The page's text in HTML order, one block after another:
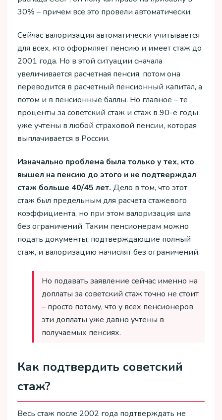
30% – причем все это провели автоматически.
Сейчас валоризация автоматически учитывается
для всех, кто оформляет пенсию и имеет стаж до
2001 года. Но в этой ситуации сначала
увеличивается расчетная пенсия, потом она
переводится в расчетный пенсионный капитал, а
потом и в пенсионные баллы. Но главное – те
проценты за советский стаж и стаж в 90-е годы
уже учтены в любой страховой пенсии, которая
выплачивается в России.
Изначально проблема была только у тех, кто
вышел на пенсию до этого и не подтверждал
стаж больше 40/45 лет. Дело в том, что этот
стаж был предельным для расчета стажевого
коэффициента, но при этом валоризация шла
без ограничений. Таким пенсионерам можно
подать документы, подтверждающие полный
стаж, и валоризацию начислят без ограничений.
Но подавать заявление сейчас именно на
доплаты за советский стаж точно не стоит
– просто потому, что у всех пенсионеров
эти доплаты уже давно учтены в
получаемых пенсиях.
Как подтвердить советский
стаж?
Весь стаж после 2002 года подтверждать не